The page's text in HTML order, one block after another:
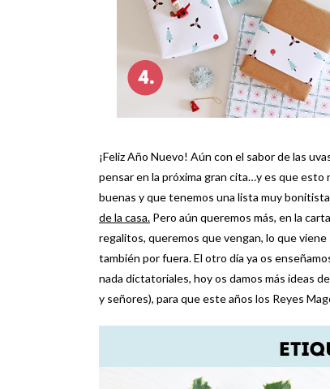
¡Feliz Año Nuevo! Aún con el sabor de las
pensar en la próxima gran cita…y es que esto
buenas y que tenemos una lista muy
de la casa. Pero aún queremos más, en la
regalitos, queremos que vengan, lo que
también por fuera. El otro día ya os
nada dictatoriales, hoy os damos más ideas
y señores), para que este años los Reyes